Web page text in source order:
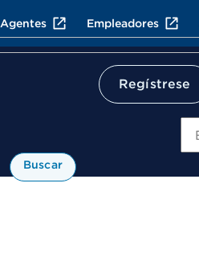
Agentes Empleadores
Regístrese
Buscar